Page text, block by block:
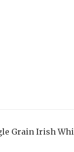
Grain Irish